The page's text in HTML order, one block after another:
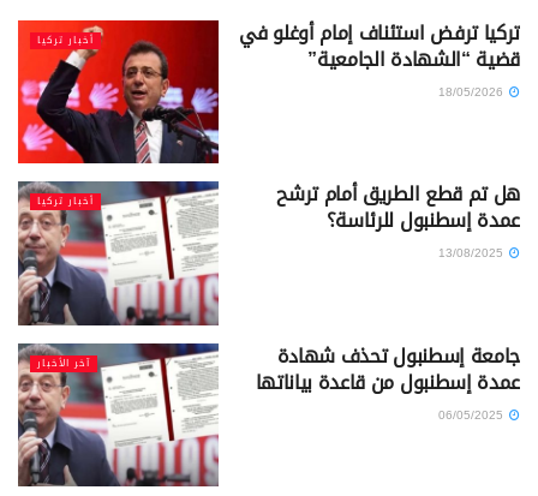
أخبار تركيا تركيا ترفض استئناف إمام أوغلو في
قضية “الشهادة الجامعية”
أخبار تركيا هل تم قطع الطريق أمام ترشح
عمدة إسطنبول للرئاسة؟
آخر الأخبار جامعة إسطنبول تحذف شهادة
عمدة إسطنبول من قاعدة بياناتها